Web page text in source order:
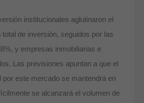
institucionales aglutinaron el
total de inversión, seguidos por las
y empresas inmobiliarias e
Las previsiones apuntan a que el
por este mercado se mantendrá en
se alcanzará el volumen de